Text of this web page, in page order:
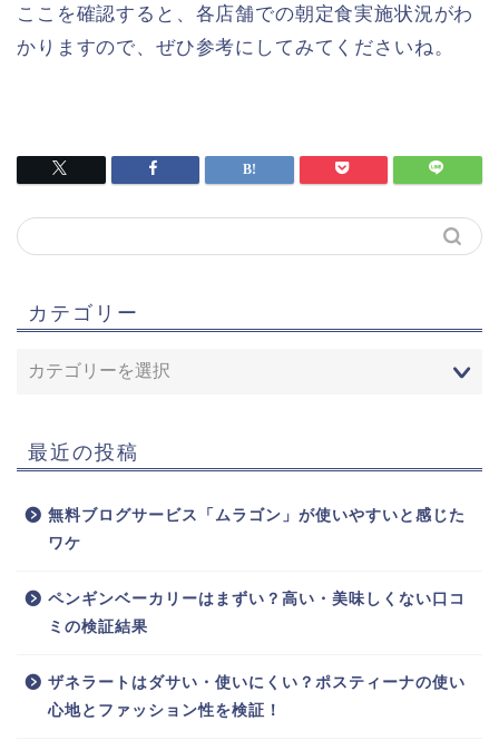
ここを確認すると、各店舗での朝定食実施状況がわ
かりますので、ぜひ参考にしてみてくださいね。
カテゴリー
最近の投稿
無料ブログサービス「ムラゴン」が使いやすいと感じた
ワケ
ペンギンベーカリーはまずい？高い・美味しくない口コ
ミの検証結果
ザネラートはダサい・使いにくい？ポスティーナの使い
心地とファッション性を検証！